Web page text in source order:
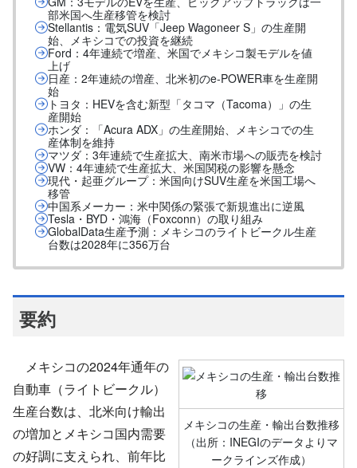
部米国へ生産移管を検討
Stellantis：電気SUV「Jeep Wagoneer S」の生産開
始、メキシコでの投資を継続
Ford：4年連続で増産、米国でメキシコ製モデルを値
上げ
日産：2年連続の増産、北米初のe-POWER車を生産開
始
トヨタ：HEVを含む新型「タコマ（Tacoma）」の生
産開始
ホンダ：「Acura ADX」の生産開始、メキシコでの生
産体制を維持
マツダ：3年連続で生産拡大、南米市場への販売を検討
VW：4年連続で生産拡大、米国関税の影響を懸念
現代・起亜グループ：米国向けSUV生産を米国工場へ
移管
中国系メーカー：米中関係の緊張で新規進出に逆風
Tesla・BYD・鴻海（Foxconn）の取り組み
GlobalData生産予測：メキシコのライトビークル生産
台数は2028年に356万台
要約
メキシコの生産・輸出台数推移
（出所：INEGIのデータよりマ
ークラインズ作成）
メキシコの2024年通年の
自動車（ライトビークル）
生産台数は、北米向け輸出
の増加とメキシコ国内需要
の好調に支えられ、前年比